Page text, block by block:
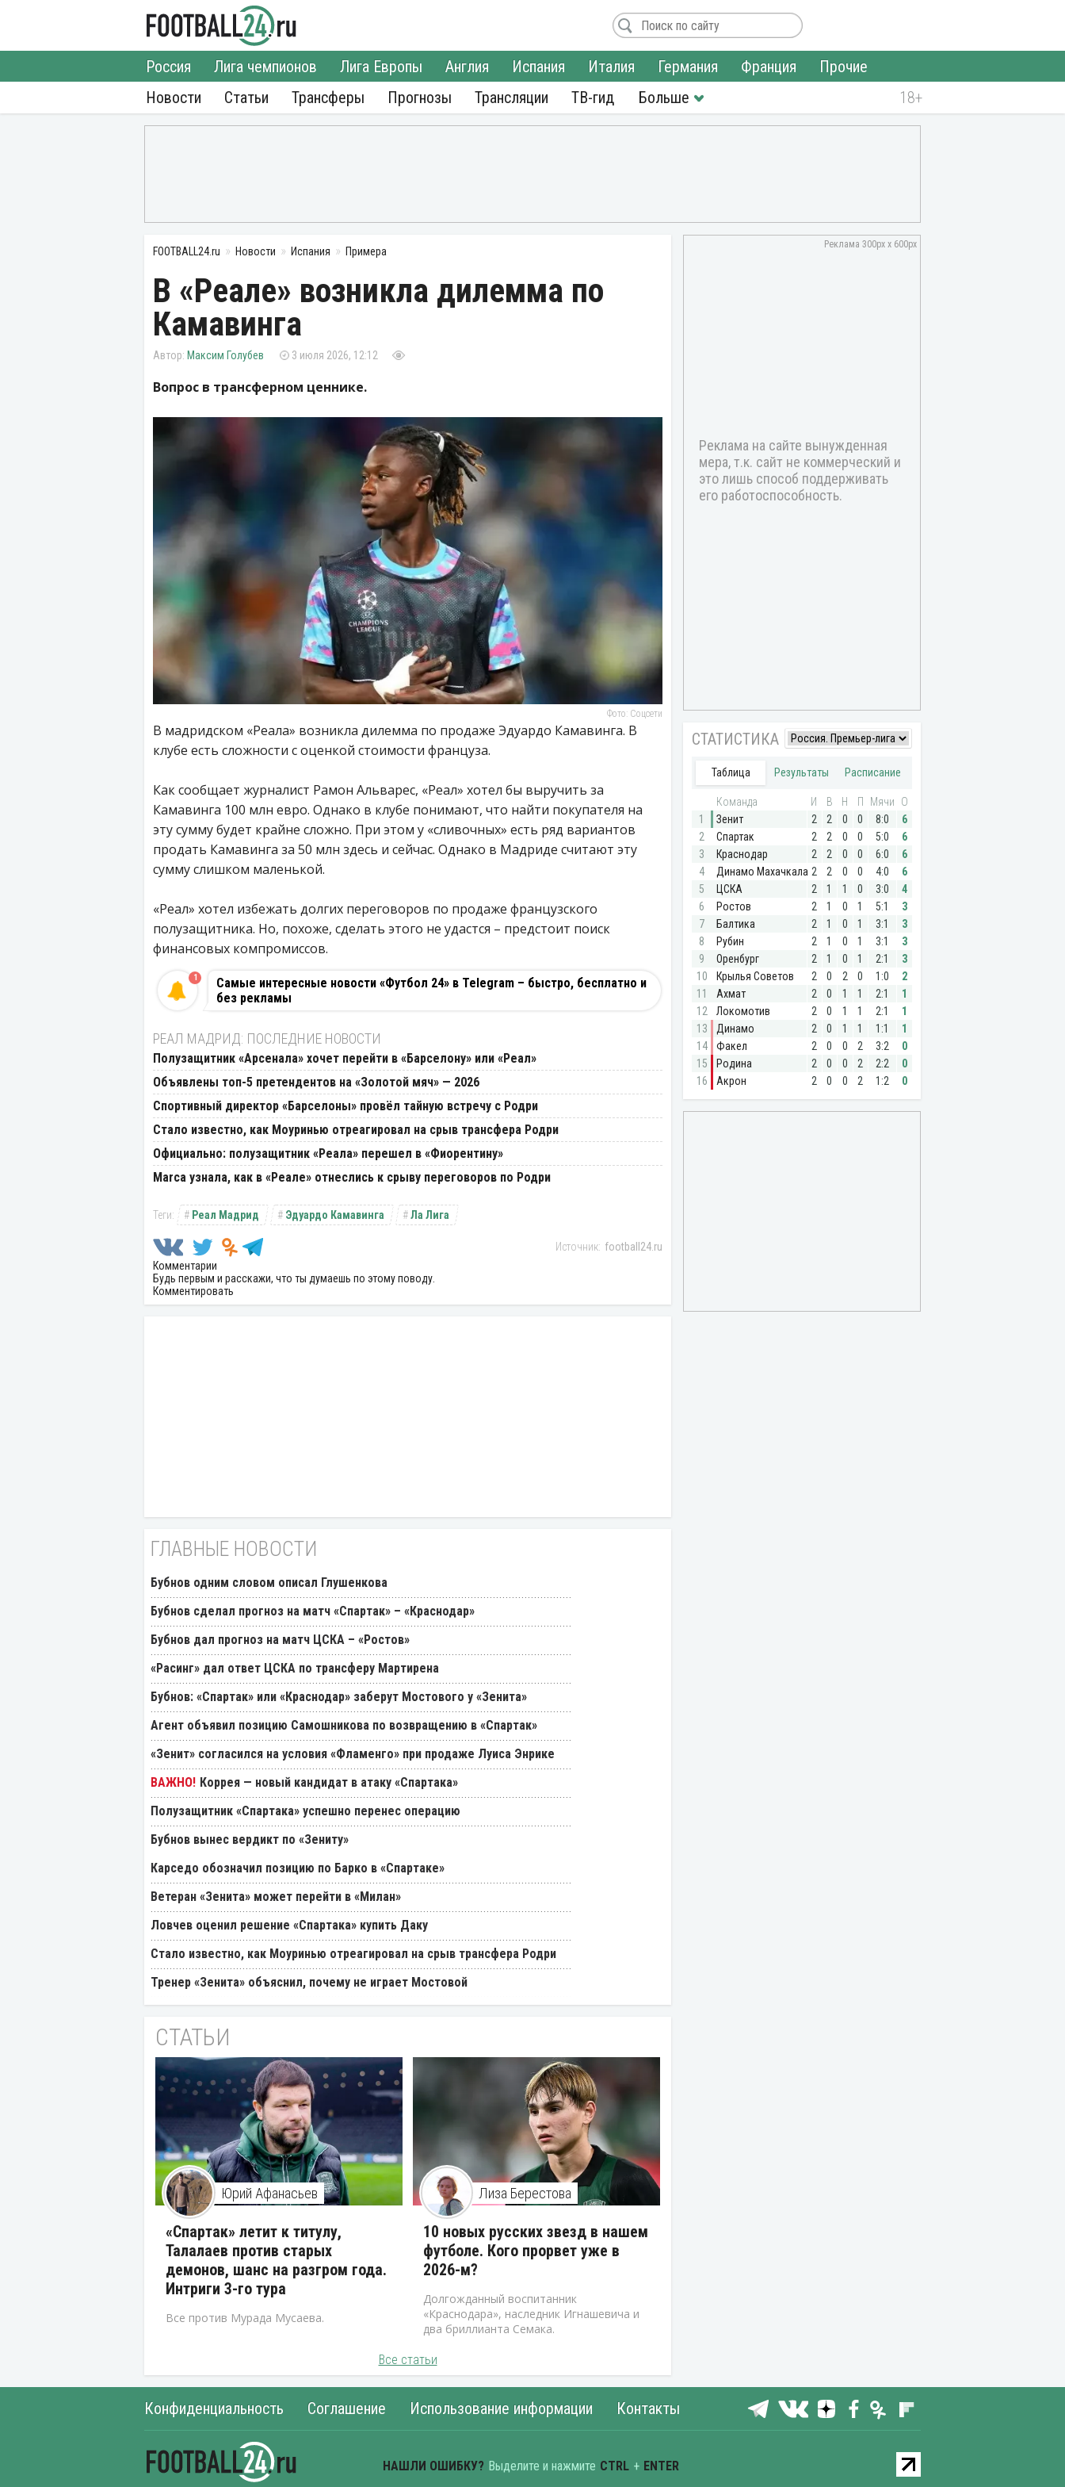
Новости
Россия Лига чемпионов Лига Европы Англия Испания Италия Германия Франция
Прочие
Статьи
Трансферы Прогнозы Трансляции ТВ-гид
FOOTBALL24.ru Новости Испания Примера
В «Реале» возникла дилемма по
Камавинга
Максим Голубев 3 июля 2026, 12:12
Вопрос в трансферном ценнике.
Фото: Соцсети
В мадридском «Реала» возникла дилемма по продаже Эдуардо Камавинга. В
клубе есть сложности с оценкой стоимости француза.
Как сообщает журналист Рамон Альварес, «Реал» хотел бы выручить за
Камавинга 100 млн евро. Однако в клубе понимают, что найти покупателя на
эту сумму будет крайне сложно. При этом у «сливочных» есть ряд вариантов
продать Камавинга за 50 млн здесь и сейчас. Однако в Мадриде считают эту
сумму слишком маленькой.
«Реал» хотел избежать долгих переговоров по продаже французского
полузащитника. Но, похоже, сделать этого не удастся – предстоит поиск
финансовых компромиссов.
Самые интересные новости «Футбол 24» в Telegram – быстро, бесплатно и
без рекламы
1
РЕАЛ МАДРИД: ПОСЛЕДНИЕ НОВОСТИ
Полузащитник «Арсенала» хочет перейти в «Барселону» или «Реал»
Объявлены топ-5 претендентов на «Золотой мяч» — 2026
Спортивный директор «Барселоны» провёл тайную встречу с Родри
Стало известно, как Моуринью отреагировал на срыв трансфера Родри
Официально: полузащитник «Реала» перешел в «Фиорентину»
Marca узнала, как в «Реале» отнеслись к срыву переговоров по Родри
Реал Мадрид Эдуардо Камавинга Ла Лига
football24.ru
Комментарии
Будь первым и расскажи, что ты думаешь по этому поводу.
Комментировать
ГЛАВНЫЕ НОВОСТИ
Бубнов одним словом описал Глушенкова
Бубнов сделал прогноз на матч «Спартак» – «Краснодар»
Бубнов дал прогноз на матч ЦСКА – «Ростов»
«Расинг» дал ответ ЦСКА по трансферу Мартирена
Бубнов: «Спартак» или «Краснодар» заберут Мостового у «Зенита»
Агент объявил позицию Самошникова по возвращению в «Спартак»
«Зенит» согласился на условия «Фламенго» при продаже Луиса Энрике
Коррея — новый кандидат в атаку «Спартака»
Полузащитник «Спартака» успешно перенес операцию
Бубнов вынес вердикт по «Зениту»
Карседо обозначил позицию по Барко в «Спартаке»
Ветеран «Зенита» может перейти в «Милан»
Ловчев оценил решение «Спартака» купить Даку
Стало известно, как Моуринью отреагировал на срыв трансфера Родри
Тренер «Зенита» объяснил, почему не играет Мостовой
СТАТЬИ
Юрий Афанасьев
«Спартак» летит к титулу,
Талалаев против старых
демонов, шанс на разгром года.
Интриги 3-го тура
Все против Мурада Мусаева.
Лиза Берестова
10 новых русских звезд в нашем
футболе. Кого прорвет уже в
2026-м?
Долгожданный воспитанник
«Краснодара», наследник Игнашевича и
два бриллианта Семака.
Все статьи
Конфиденциальность Соглашение Использование информации Контакты